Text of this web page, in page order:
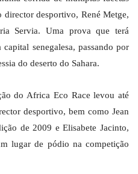
desportivo, René Metge,
Servia. Uma prova que terá
senegalesa, passando por
do deserto do Sahara.
do Africa Eco Race levou até
desportivo, bem como Jean
de 2009 e Elisabete Jacinto,
lugar de pódio na competição